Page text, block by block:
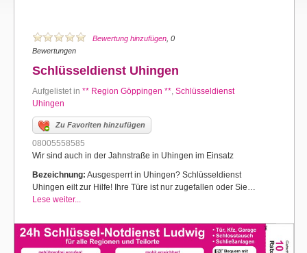
Bewertung hinzufügen , 0
Bewertungen
Schlüsseldienst Uhingen
Aufgelistet in ** Region Göppingen **, Schlüsseldienst
Uhingen
Zu Favoriten hinzufügen
08005558585
Wir sind auch in der Jahnstraße in Uhingen im Einsatz
Bezeichnung: Ausgesperrt in Uhingen? Schlüsseldienst
Uhingen eilt zur Hilfe! Ihre Türe ist nur zugefallen oder Sie…
Lese weiter...